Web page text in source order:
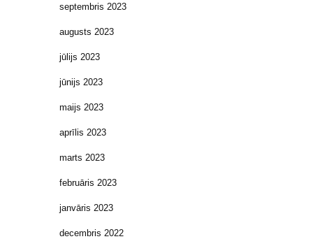
septembris 2023
augusts 2023
jūlijs 2023
jūnijs 2023
maijs 2023
aprīlis 2023
marts 2023
februāris 2023
janvāris 2023
decembris 2022